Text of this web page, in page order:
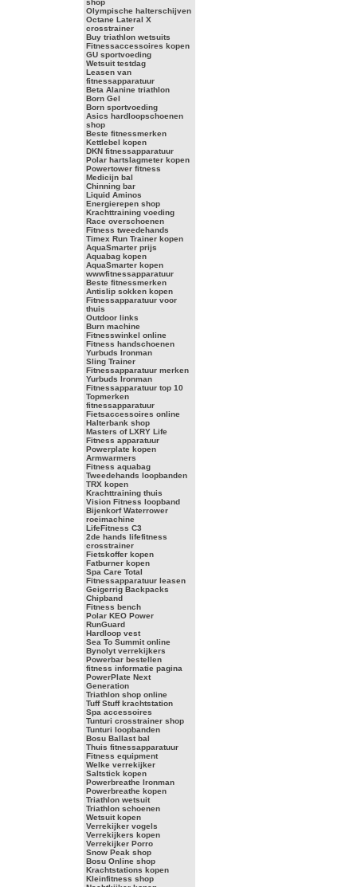
shop
Olympische halterschijven
Octane Lateral X
crosstrainer
Buy triathlon wetsuits
Fitnessaccessoires kopen
GU sportvoeding
Wetsuit testdag
Leasen van
fitnessapparatuur
Beta Alanine triathlon
Born Gel
Born sportvoeding
Asics hardloopschoenen
shop
Beste fitnessmerken
Kettlebel kopen
DKN fitnessapparatuur
Polar hartslagmeter kopen
Powertower fitness
Medicijn bal
Chinning bar
Liquid Aminos
Energierepen shop
Krachttraining voeding
Race overschoenen
Fitness tweedehands
Timex Run Trainer kopen
AquaSmarter prijs
Aquabag kopen
AquaSmarter kopen
wwwfitnessapparatuur
Beste fitnessmerken
Antislip sokken kopen
Fitnessapparatuur voor
thuis
Outdoor links
Burn machine
Fitnesswinkel online
Fitness handschoenen
Yurbuds Ironman
Sling Trainer
Fitnessapparatuur merken
Yurbuds Ironman
Fitnessapparatuur top 10
Topmerken
fitnessapparatuur
Fietsaccessoires online
Halterbank shop
Masters of LXRY Life
Fitness apparatuur
Powerplate kopen
Armwarmers
Fitness aquabag
Tweedehands loopbanden
TRX kopen
Krachttraining thuis
Vision Fitness loopband
Bijenkorf Waterrower
roeimachine
LifeFitness C3
2de hands lifefitness
crosstrainer
Fietskoffer kopen
Fatburner kopen
Spa Care Total
Fitnessapparatuur leasen
Geigerrig Backpacks
Chipband
Fitness bench
Polar KEO Power
RunGuard
Hardloop vest
Sea To Summit online
Bynolyt verrekijkers
Powerbar bestellen
fitness informatie pagina
PowerPlate Next
Generation
Triathlon shop online
Tuff Stuff krachtstation
Spa accessoires
Tunturi crosstrainer shop
Tunturi loopbanden
Bosu Ballast bal
Thuis fitnessapparatuur
Fitness equipment
Welke verrekijker
Saltstick kopen
Powerbreathe Ironman
Powerbreathe kopen
Triathlon wetsuit
Triathlon schoenen
Wetsuit kopen
Verrekijker vogels
Verrekijkers kopen
Verrekijker Porro
Snow Peak shop
Bosu Online shop
Krachtstations kopen
Kleinfitness shop